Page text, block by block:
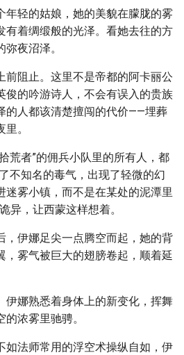
年轻的姑娘，她的美貌在朦胧的雾
有着绸缎般的光泽。看她去往的方
夜沼泽。
前阻止。这里不是帝都的阿卡丽公
俊的吟游诗人，不会有误入的贵族
的人都该清楚擅闯的代价——埋葬
。
荒者”的佣兵小队里的所有人，都
不知名的毒气，出现了轻微的幻
迷雾小镇，而不是在某处的泥潭里
异，让西蒙这样想着。
，伊娜足尖一点腾空而起，她的背
，雾气被巨大的翅膀卷起，顺着延
伊娜熟悉着身体上的新变化，挥舞
浓雾里驰骋。
如法师常用的浮空术操纵自如，伊